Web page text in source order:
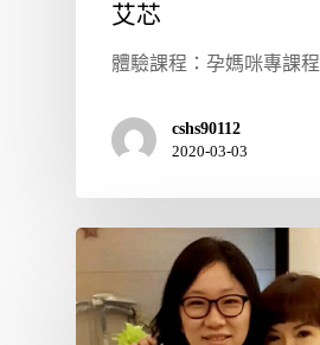
艾芯
體驗課程：孕媽咪專課程
cshs90112
2020-03-03